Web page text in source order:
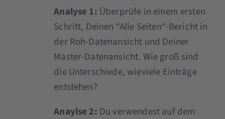
Analyse 1: Überprüfe in einem ersten
Schritt, Deinen “Alle Seiten“-Bericht in
der Roh-Datenansicht und Deiner
Master-Datenansicht. Wie groß sind
die Unterschiede, wieviele Einträge
entstehen?
Anaylse 2: Du verwendest auf dem